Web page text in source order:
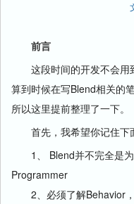
前言
这段时间的开发不会用
算到时候在写Blend相关的
所以这里提前整理了一下。
首先，我希望你记住下
1、 Blend并不完全是为
Programmer
2、必须了解Behavior，